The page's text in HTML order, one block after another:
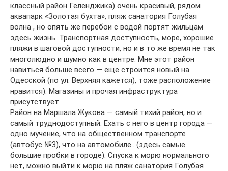
классный район Геленджика) очень красивый, рядом
аквапарк «Золотая бухта», пляж санатория Голубая
волна , но опять же перебои с водой портят жильцам
здесь жизнь. Транспортная доступность, море, хорошие
пляжи в шаговой доступности, но и в то же время не так
многолюдно и шумно как в центре. Мне этот район
навиться больше всего — еще строится новый на
Одесской (по ул. Верхняя кажется), тоже расположение
нравится). Магазины и прочая инфраструктура
присутствует.
Район на Маршала Жукова — самый тихий район, но и
самый труднодоступный. Ехать с него в центр города —
одно мучение, что на общественном транспорте
(автобус №3), что на автомобиле.. (здесь самые
большие пробки в городе). Спуска к морю нормального
нет, можно выйти к морю на пляж санатория Голубая